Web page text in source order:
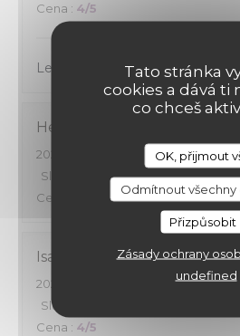
Tato stránka
cookies a dává ti
co chceš
OK, přijmout
Odmítnout všechny
Přizpůsobit
Zásady ochrany
undefined
Cena : 4/5
Le cadre est agréable et les
Henri
2026-08-01
- 19:30 - Hosté 2
Služba
Atmosféra:4/5
Cena
Isabelle
2026-08-01
- 19:00 - Hosté 2
Služba
Cena : 4/5